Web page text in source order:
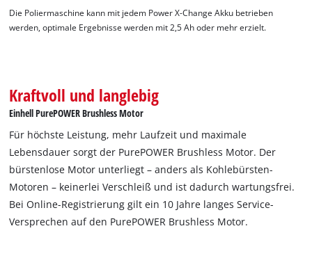
Die Poliermaschine kann mit jedem Power X-Change Akku betrieben
werden, optimale Ergebnisse werden mit 2,5 Ah oder mehr erzielt.
Kraftvoll und langlebig
Einhell PurePOWER Brushless Motor
Für höchste Leistung, mehr Laufzeit und maximale
Lebensdauer sorgt der PurePOWER Brushless Motor. Der
bürstenlose Motor unterliegt – anders als Kohlebürsten-
Motoren – keinerlei Verschleiß und ist dadurch wartungsfrei.
Bei Online-Registrierung gilt ein 10 Jahre langes Service-
Versprechen auf den PurePOWER Brushless Motor.